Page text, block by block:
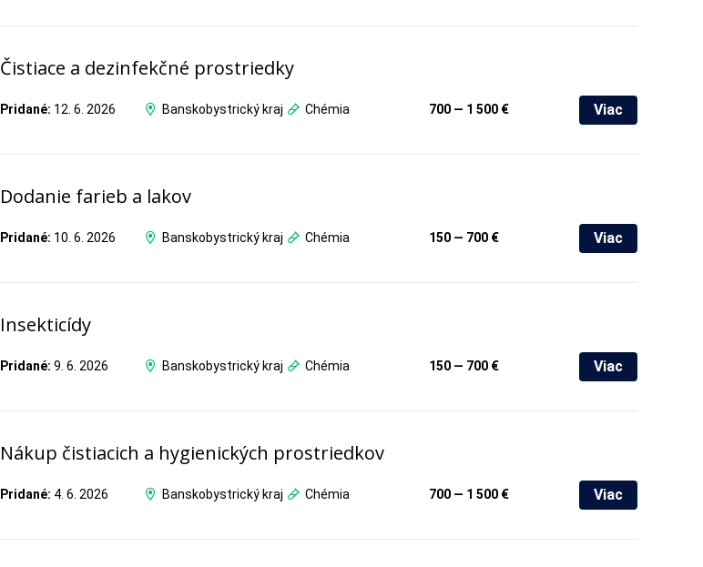
Čistiace a dezinfekčné prostriedky
Pridané: 12. 6. 2026 Banskobystrický kraj Chémia 700 — 1 500 € Viac
Dodanie farieb a lakov
Pridané: 10. 6. 2026 Banskobystrický kraj Chémia 150 — 700 € Viac
Insekticídy
Pridané: 9. 6. 2026 Banskobystrický kraj Chémia 150 — 700 € Viac
Nákup čistiacich a hygienických prostriedkov
Pridané: 4. 6. 2026 Banskobystrický kraj Chémia 700 — 1 500 € Viac